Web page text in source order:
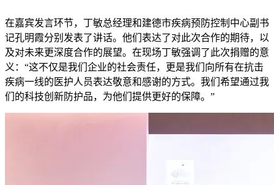
在嘉宾发言环节，丁敏总经理和建德市疾病预防控制中心副书
记孔明霞分别发表了讲话。他们表达了对此次合作的期待，以
及对未来更深度合作的展望。在现场丁敏强调了此次捐赠的意
义：“这不仅是我们企业的社会责任，更是我们向所有在抗击
疾病一线的医护人员表达敬意和感谢的方式。我们希望通过我
们的科技创新防护品，为他们提供更好的保障。”